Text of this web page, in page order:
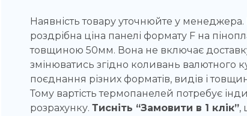
Наявність товару уточнюйте у менеджера.
роздрібна ціна панелі формату F на
товщиною 50мм. Вона не включає
змінюватись згідно коливань валютного
поєднання різних форматів, видів і
Тому вартість термопанелей потребує
розрахунку. Тисніть “Замовити в 1 клік”,